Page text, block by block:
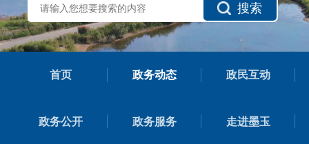
搜索
首页 政务动态 政民互动
政务公开 政务服务 走进墨玉